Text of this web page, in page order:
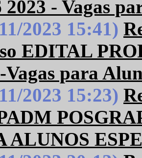
2023 - Vagas
2023 15:41)
EDITAL
Vagas para
2023 15:23)
ALUNOS